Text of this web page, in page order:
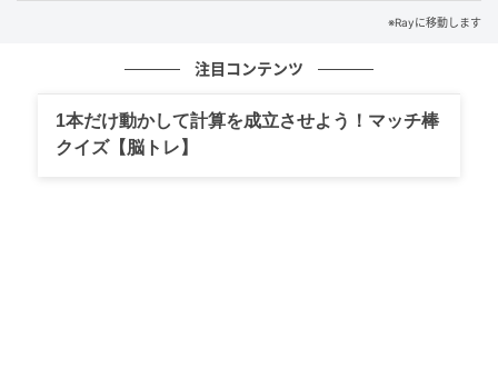
あなたはわかりましたか？
毎日1分英会話で、知って得するフレーズを学びましょ
※解答は複数ある場合があります。
※Rayに移動します
注目コンテンツ
1本だけ動かして計算を成立させよう！マッチ棒
クイズ【脳トレ】